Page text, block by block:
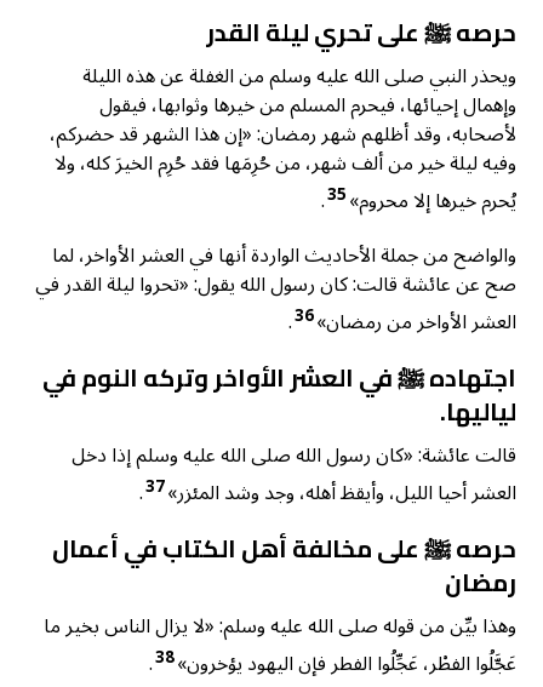
حرصه ﷺ على تحري ليلة القدر
ويحذر النبي صلى الله عليه وسلم من الغفلة عن هذه الليلة
وإهمال إحيائها، فيحرم المسلم من خيرها وثوابها، فيقول
لأصحابه، وقد أظلهم شهر رمضان: «إن هذا الشهر قد حضركم،
وفيه ليلة خير من ألف شهر، من حُرِمَها فقد حُرِم الخيرَ كله، ولا
يُحرم خيرها إلا محروم»35
.
والواضح من جملة الأحاديث الواردة أنها في العشر الأواخر، لما
صح عن عائشة قالت: كان رسول الله يقول: «تحروا ليلة القدر في
العشر الأواخر من رمضان»36
.
اجتهاده ﷺ في العشر الأواخر وتركه النوم في
لياليها.
قالت عائشة: «كان رسول الله صلى الله عليه وسلم إذا دخل
العشر أحيا الليل، وأيقظ أهله، وجد وشد المئزر»37
.
حرصه ﷺ على مخالفة أهل الكتاب في أعمال
رمضان
وهذا بيِّن من قوله صلى الله عليه وسلم: «لا يزال الناس بخير ما
عَجَّلُوا الفطْر، عَجِّلُوا الفطر فإن اليهود يؤخرون»38
.